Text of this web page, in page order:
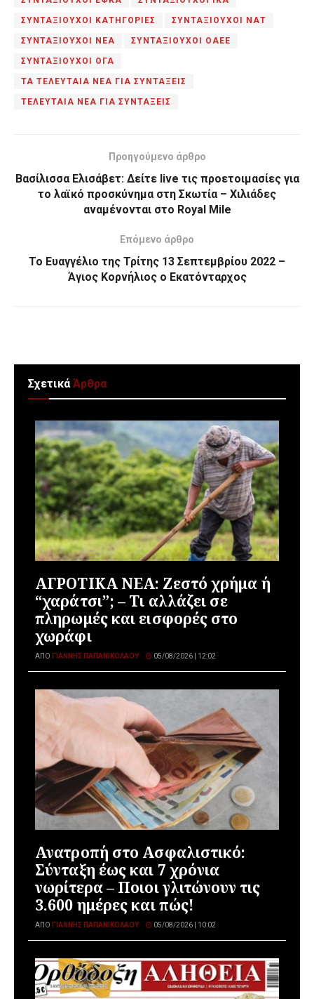
ΣΥΝΤΑΞΙΟΥΧΟΙ ΚΑΤΗΓΟΡΙΕΣ ΣΥΝΤΑΞΙΟΥΧΟΙ ΝΑΤ
ΣΥΝΤΑΞΙΟΥΧΟΙ ΝΕΑ ΣΥΝΤΑΞΙΟΥΧΟΙ ΟΑΕΕ
ΣΥΝΤΑΞΙΟΥΧΟΙ ΟΓΑ
ΤΑ ΤΕΛΕΥΤΑΙΑ ΝΕΑ ΓΙΑ ΣΥΝΤΑΞΕΙΣ
ΤΕΛΕΥΤΑΙΑ ΝΕΑ ΓΙΑ ΣΥΝΤΑΞΕΙΣ
Προηγούμενο άρθρο
Βασίλισσα Ελισάβετ: Δείτε live τις προετοιμασίες για
το λαϊκό προσκύνημα στη Σκωτία – Χιλιάδες
αναμένονται στο Royal Mile
Επόμενο άρθρο
Το Ευαγγέλιο της Τρίτης 13 Σεπτεμβρίου 2022 –
Άγιος Κορνήλιος ο Εκατόνταρχος
ΣχετικάΆρθρα
ΑΓΡΟΤΙΚΑ ΝΕΑ: Ζεστό χρήμα ή
“χαράτσι”; – Τι αλλάζει σε
πληρωμές και εισφορές στο
χωράφι
ΑΠΌ ΓΙΆΝΝΗΣ ΠΑΠΑΝΙΚΟΛΆΟΥ 05/08/2026 | 12:02
Ανατροπή στο Ασφαλιστικό:
Σύνταξη έως και 7 χρόνια
νωρίτερα – Ποιοι γλιτώνουν τις
3.600 ημέρες και πώς!
ΑΠΌ ΓΙΆΝΝΗΣ ΠΑΠΑΝΙΚΟΛΆΟΥ 05/08/2026 | 10:02